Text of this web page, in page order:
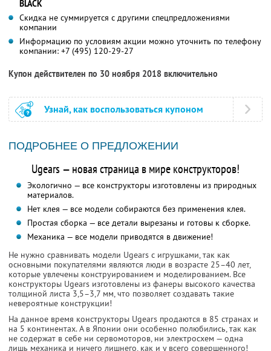
BLACK
Скидка не суммируется с другими спецпредложениями
компании
Информацию по условиям акции можно уточнить по телефону
компании: +7 (495) 120-29-27
Купон действителен по 30 ноября 2018 включительно
Узнай, как воспользоваться купоном
ПОДРОБНЕЕ О ПРЕДЛОЖЕНИИ
Ugears — новая страница в мире конструкторов!
Экологично — все конструкторы изготовлены из природных
материалов.
Нет клея — все модели собираются без применения клея.
Простая сборка — все детали вырезаны и готовы к сборке.
Механика — все модели приводятся в движение!
Не нужно сравнивать модели Ugears с игрушками, так как
основными покупателями являются люди в возрасте 25–40 лет,
которые увлечены конструированием и моделированием. Все
конструкторы Ugears изготовлены из фанеры высокого качества
толщиной листа 3,5–3,7 мм, что позволяет создавать такие
невероятные конструкции!
На данное время конструкторы Ugears продаются в 85 странах и
на 5 континентах. А в Японии они особенно полюбились, так как
не содержат в себе ни сервомоторов, ни электросхем — одна
лишь механика и ничего лишнего, как и у всего совершенного!